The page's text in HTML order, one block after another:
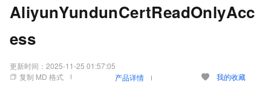
AliyunYundunCertReadOnlyAcc
ess
更新时间： 2025-11-25 01:57:05
复制 MD 格式
产品详情 我的收藏